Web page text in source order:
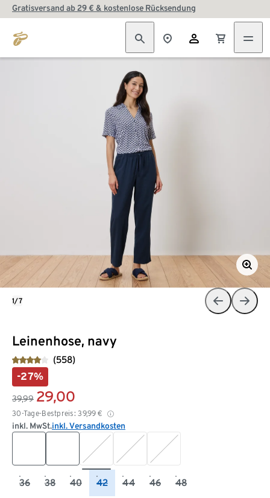
Gratisversand ab 29 € & kostenlose Rücksendung
Leinenhose, navy
(558)
-27%
39,99 29,00
30-Tage-Bestpreis: 39,99 €
inkl. MwSt.inkl. Versandkosten
36 38 40 42 44 46 48
1/7